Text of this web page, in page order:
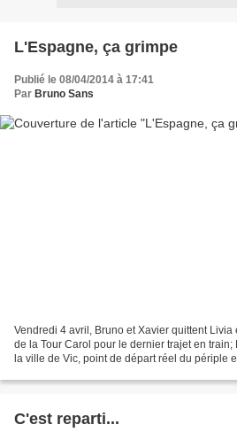
L'Espagne, ça grimpe
Publié le 08/04/2014 à 17:41
Par Bruno Sans
Vendredi 4 avril, Bruno et Xavier quittent
de la Tour Carol pour le dernier trajet en train;
la ville de Vic, point de départ réel du périple
C'est reparti...